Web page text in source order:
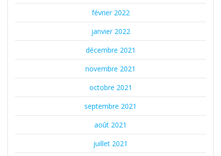
février 2022
janvier 2022
décembre 2021
novembre 2021
octobre 2021
septembre 2021
août 2021
juillet 2021